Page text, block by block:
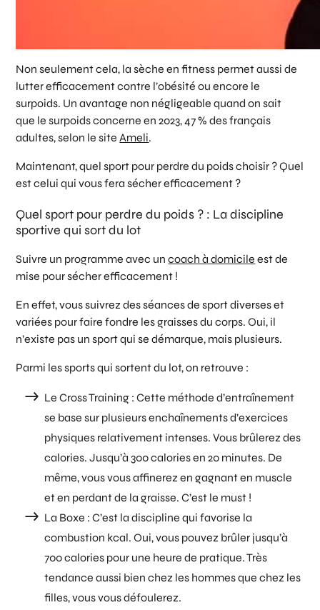
Non seulement cela, la sèche en fitness permet aussi de
lutter efficacement contre l’obésité ou encore le
surpoids. Un avantage non négligeable quand on sait
que le surpoids concerne en 2023, 47 % des français
adultes, selon le siteAmeli.
Maintenant, quel sport pour perdre du poids choisir ? Quel
est celui qui vous fera sécher efficacement ?
Quel sport pour perdre du poids ? : La discipline
sportive qui sort du lot
Suivre un programme avec uncoach à domicile est de
mise pour sécher efficacement !
En effet, vous suivrez des séances de sport diverses et
variées pour faire fondre les graisses du corps. Oui, il
n’existe pas un sport qui se démarque, mais plusieurs.
Parmi les sports qui sortent du lot, on retrouve :
Le Cross Training : Cette méthode d’entraînement
se base sur plusieurs enchaînements d’exercices
physiques relativement intenses. Vous brûlerez des
calories. Jusqu’à 300 calories en 20 minutes. De
même, vous vous affinerez en gagnant en muscle
et en perdant de la graisse. C’est le must !
La Boxe : C’est la discipline qui favorise la
combustion kcal. Oui, vous pouvez brûler jusqu’à
700 calories pour une heure de pratique. Très
tendance aussi bien chez les hommes que chez les
filles, vous vous défoulerez.